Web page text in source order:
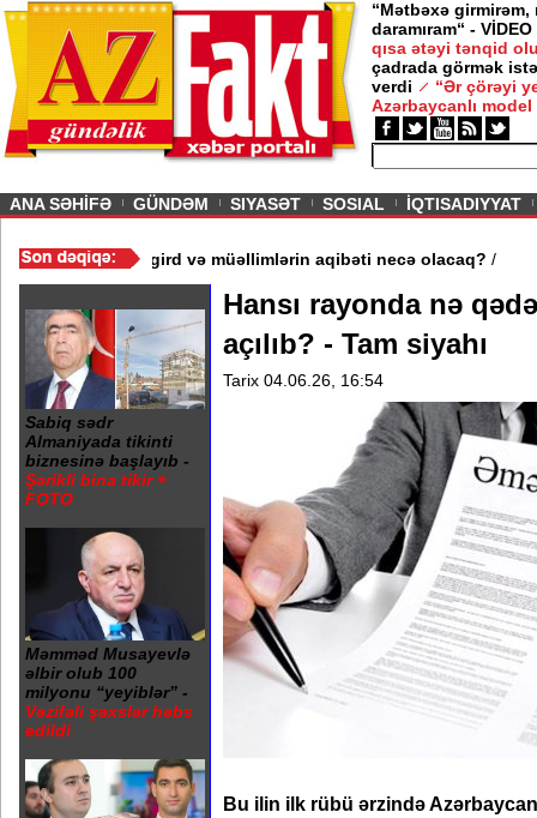
“Mətbəxə girmirəm,
daramıram“ - VİDEO
qısa ətəyi tənqid
çadrada görmək
verdi
“Ər çörəyi
Azərbaycanlı model
ANA SƏHİFƏ GÜNDƏM SIYASƏT SOSIAL İQTISADIYYAT
3 məktəb bağlandı - Şagird və müəllimlərin aqibəti necə
Sabiq sədr
Almaniyada tikinti
biznesinə başlayıb -
Şərikli bina tikir +
FOTO
Məmməd Musayevlə
əlbir olub 100
milyonu “yeyiblər” -
Vəzifəli şəxslər həbs
edildi
Hansı rayonda nə
açılıb? - Tam siyahı
Tarix 04.06.26, 16:54
Bu ilin ilk rübü ərzində